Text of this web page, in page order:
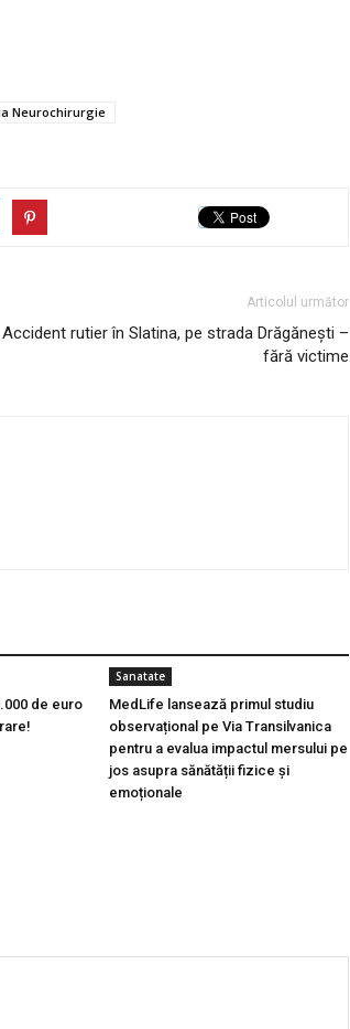
Neurochirurgie
Articolul următor
Accident rutier în Slatina, pe strada Drăgănești –
fără victime
de euro
Sanatate
MedLife lansează primul studiu
observațional pe Via Transilvanica
pentru a evalua impactul mersului pe
jos asupra sănătății fizice și
emoționale